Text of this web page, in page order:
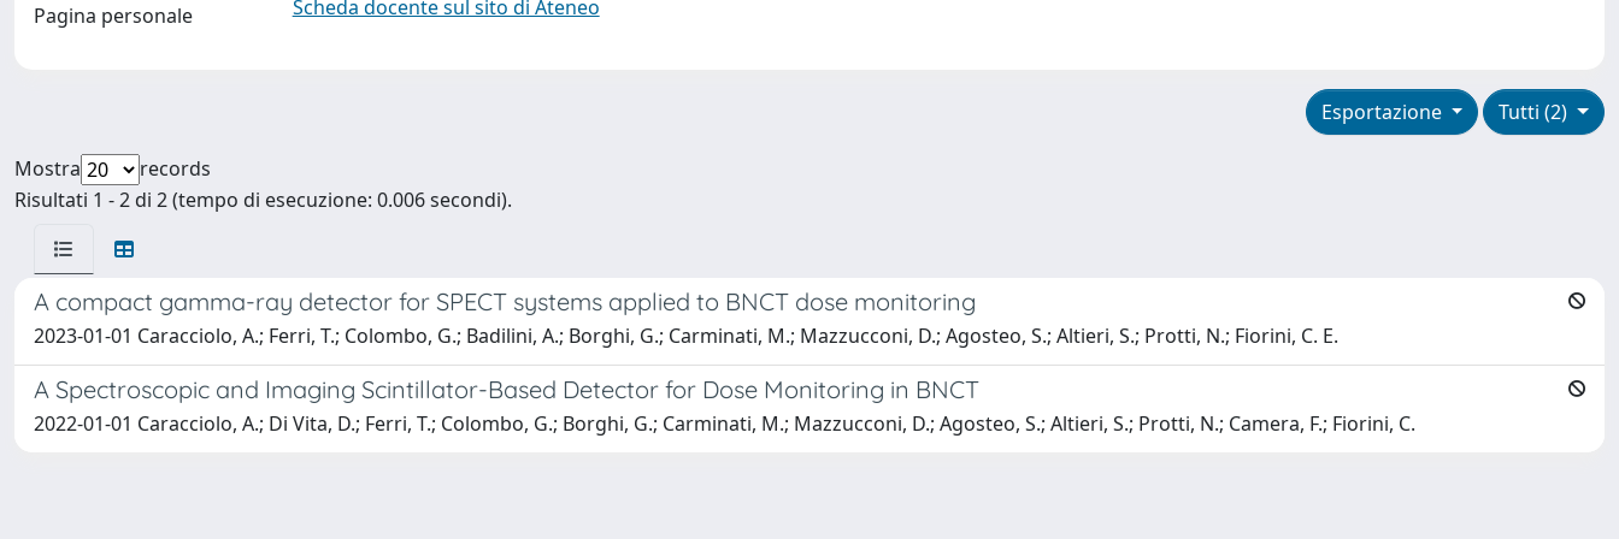
Pagina personale Scheda docente sul sito di Ateneo
Tutti (2)
Esportazione
Mostra
records
Risultati 1 - 2 di 2 (tempo di esecuzione: 0.006 secondi).
A compact gamma-ray detector for SPECT systems applied to BNCT dose monitoring
2023-01-01 Caracciolo, A.; Ferri, T.; Colombo, G.; Badilini, A.; Borghi, G.; Carminati, M.; Mazzucconi, D.; Agosteo, S.; Altieri, S.; Protti, N.; Fiorini, C. E.
A Spectroscopic and Imaging Scintillator-Based Detector for Dose Monitoring in BNCT
2022-01-01 Caracciolo, A.; Di Vita, D.; Ferri, T.; Colombo, G.; Borghi, G.; Carminati, M.; Mazzucconi, D.; Agosteo, S.; Altieri, S.; Protti, N.; Camera, F.; Fiorini, C.